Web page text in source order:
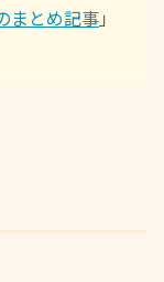
まとめ記事」